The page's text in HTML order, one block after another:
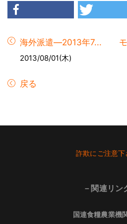
海外派遣―2013年7...
2013/08/01(木)
戻る
詐欺にご注意下
－関連リン
国連食糧農業機